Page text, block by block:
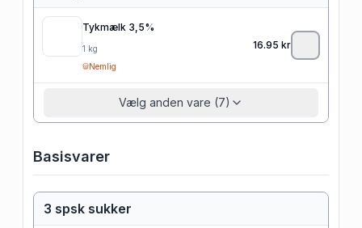
Tykmælk 3,5%
1 kg
Nemlig
16.95 kr
Vælg anden vare (7)
Basisvarer
3 spsk sukker